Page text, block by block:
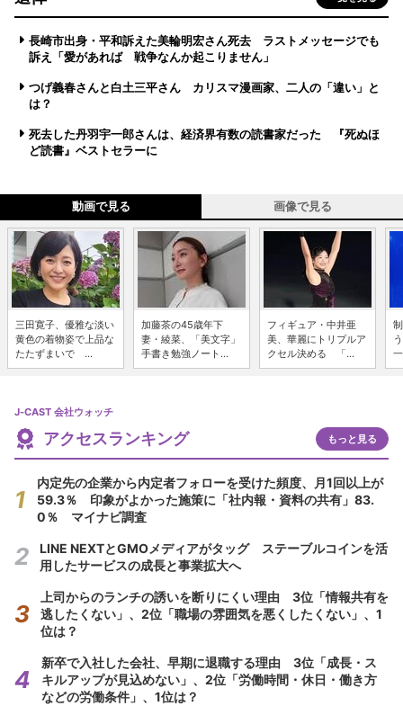
長崎市出身・平和訴えた美輪明宏さん死去 ラストメッセージでも
訴え「愛があれば 戦争なんか起こりません」
つげ義春さんと白土三平さん カリスマ漫画家、二人の「違い」と
は？
死去した丹羽宇一郎さんは、経済界有数の読書家だった 『死ぬほ
ど読書』ベストセラーに
動画で見る 画像で見る
三田寛子、優雅な淡い
黄色の着物姿で上品な
たたずまいで ...
加藤茶の45歳年下
妻・綾菜、「美文字」
手書き勉強ノート...
フィギュア・中井亜
美、華麗にトリプルア
クセル決める 「...
J-CAST 会社ウォッチ
アクセスランキング もっと見る
内定先の企業から内定者フォローを受けた頻度、月1回以上が
59.3％ 印象がよかった施策に「社内報・資料の共有」83.
0％ マイナビ調査
LINE NEXTとGMOメディアがタッグ ステーブルコインを活
用したサービスの成長と事業拡大へ
上司からのランチの誘いを断りにくい理由 3位「情報共有を
逃したくない」、2位「職場の雰囲気を悪くしたくない」、1
位は？
新卒で入社した会社、早期に退職する理由 3位「成長・ス
キルアップが見込めない」、2位「労働時間・休日・働き方
などの労働条件」、1位は？